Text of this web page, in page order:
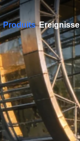
Produits Ereignisse